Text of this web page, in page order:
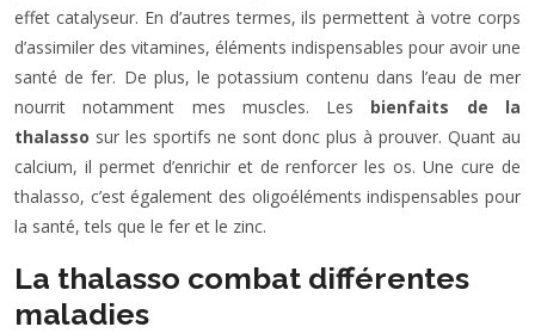
effet catalyseur. En d’autres termes, ils permettent à votre corps
d’assimiler des vitamines, éléments indispensables pour avoir une
santé de fer. De plus, le potassium contenu dans l’eau de mer
nourrit notamment mes muscles. Les bienfaits de la
thalasso sur les sportifs ne sont donc plus à prouver. Quant au
calcium, il permet d’enrichir et de renforcer les os. Une cure de
thalasso, c’est également des oligoéléments indispensables pour
la santé, tels que le fer et le zinc.
La thalasso combat différentes
maladies